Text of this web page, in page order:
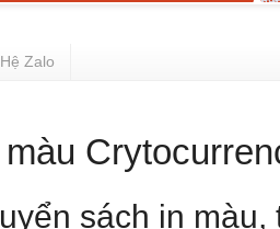
Zalo
sách in